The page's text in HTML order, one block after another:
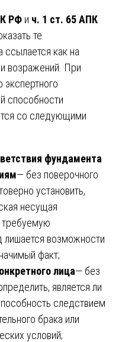
РФ и ч. 1 ст. 65 АПК
те
ссылается как на
возражений. При
экспертного
способности
со следующими
фундамента
— без поверочного
установить,
несущая
требуемую
лишается возможности
факт;
лица— без
является ли
следствием
брака или
условий;